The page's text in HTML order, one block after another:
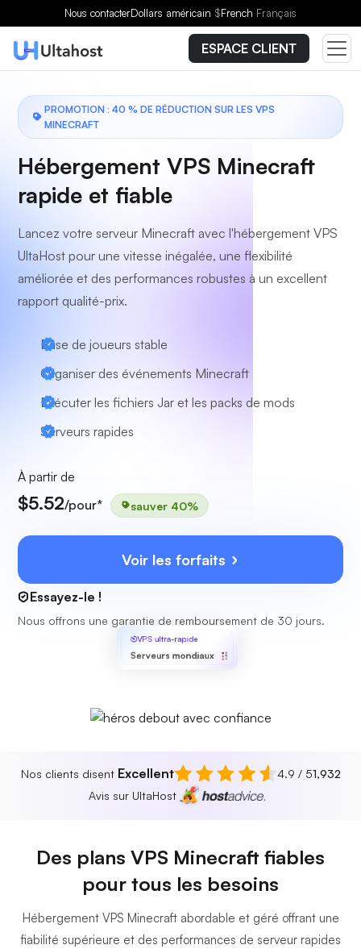
Nous contacterDollars américain $French Français
ESPACE CLIENT
PROMOTION : 40 % DE RÉDUCTION SUR LES VPS
MINECRAFT
Hébergement VPS Minecraft
rapide et fiable
Lancez votre serveur Minecraft avec l'hébergement VPS
UltaHost pour une vitesse inégalée, une flexibilité
améliorée et des performances robustes à un excellent
rapport qualité-prix.
Base de joueurs stable
Organiser des événements Minecraft
Exécuter les fichiers Jar et les packs de mods
Serveurs rapides
À partir de
$5.52/pour* sauver 40%
Voir les forfaits
Essayez-le !
Nous offrons une garantie de remboursement de 30 jours.
VPS ultra-rapide
Serveurs mondiaux
Nos clients disent Excellent 4.9 / 51,932
Avis sur UltaHost
Des plans VPS Minecraft fiables
pour tous les besoins
Hébergement VPS Minecraft abordable et géré offrant une
fiabilité supérieure et des performances de serveur rapides